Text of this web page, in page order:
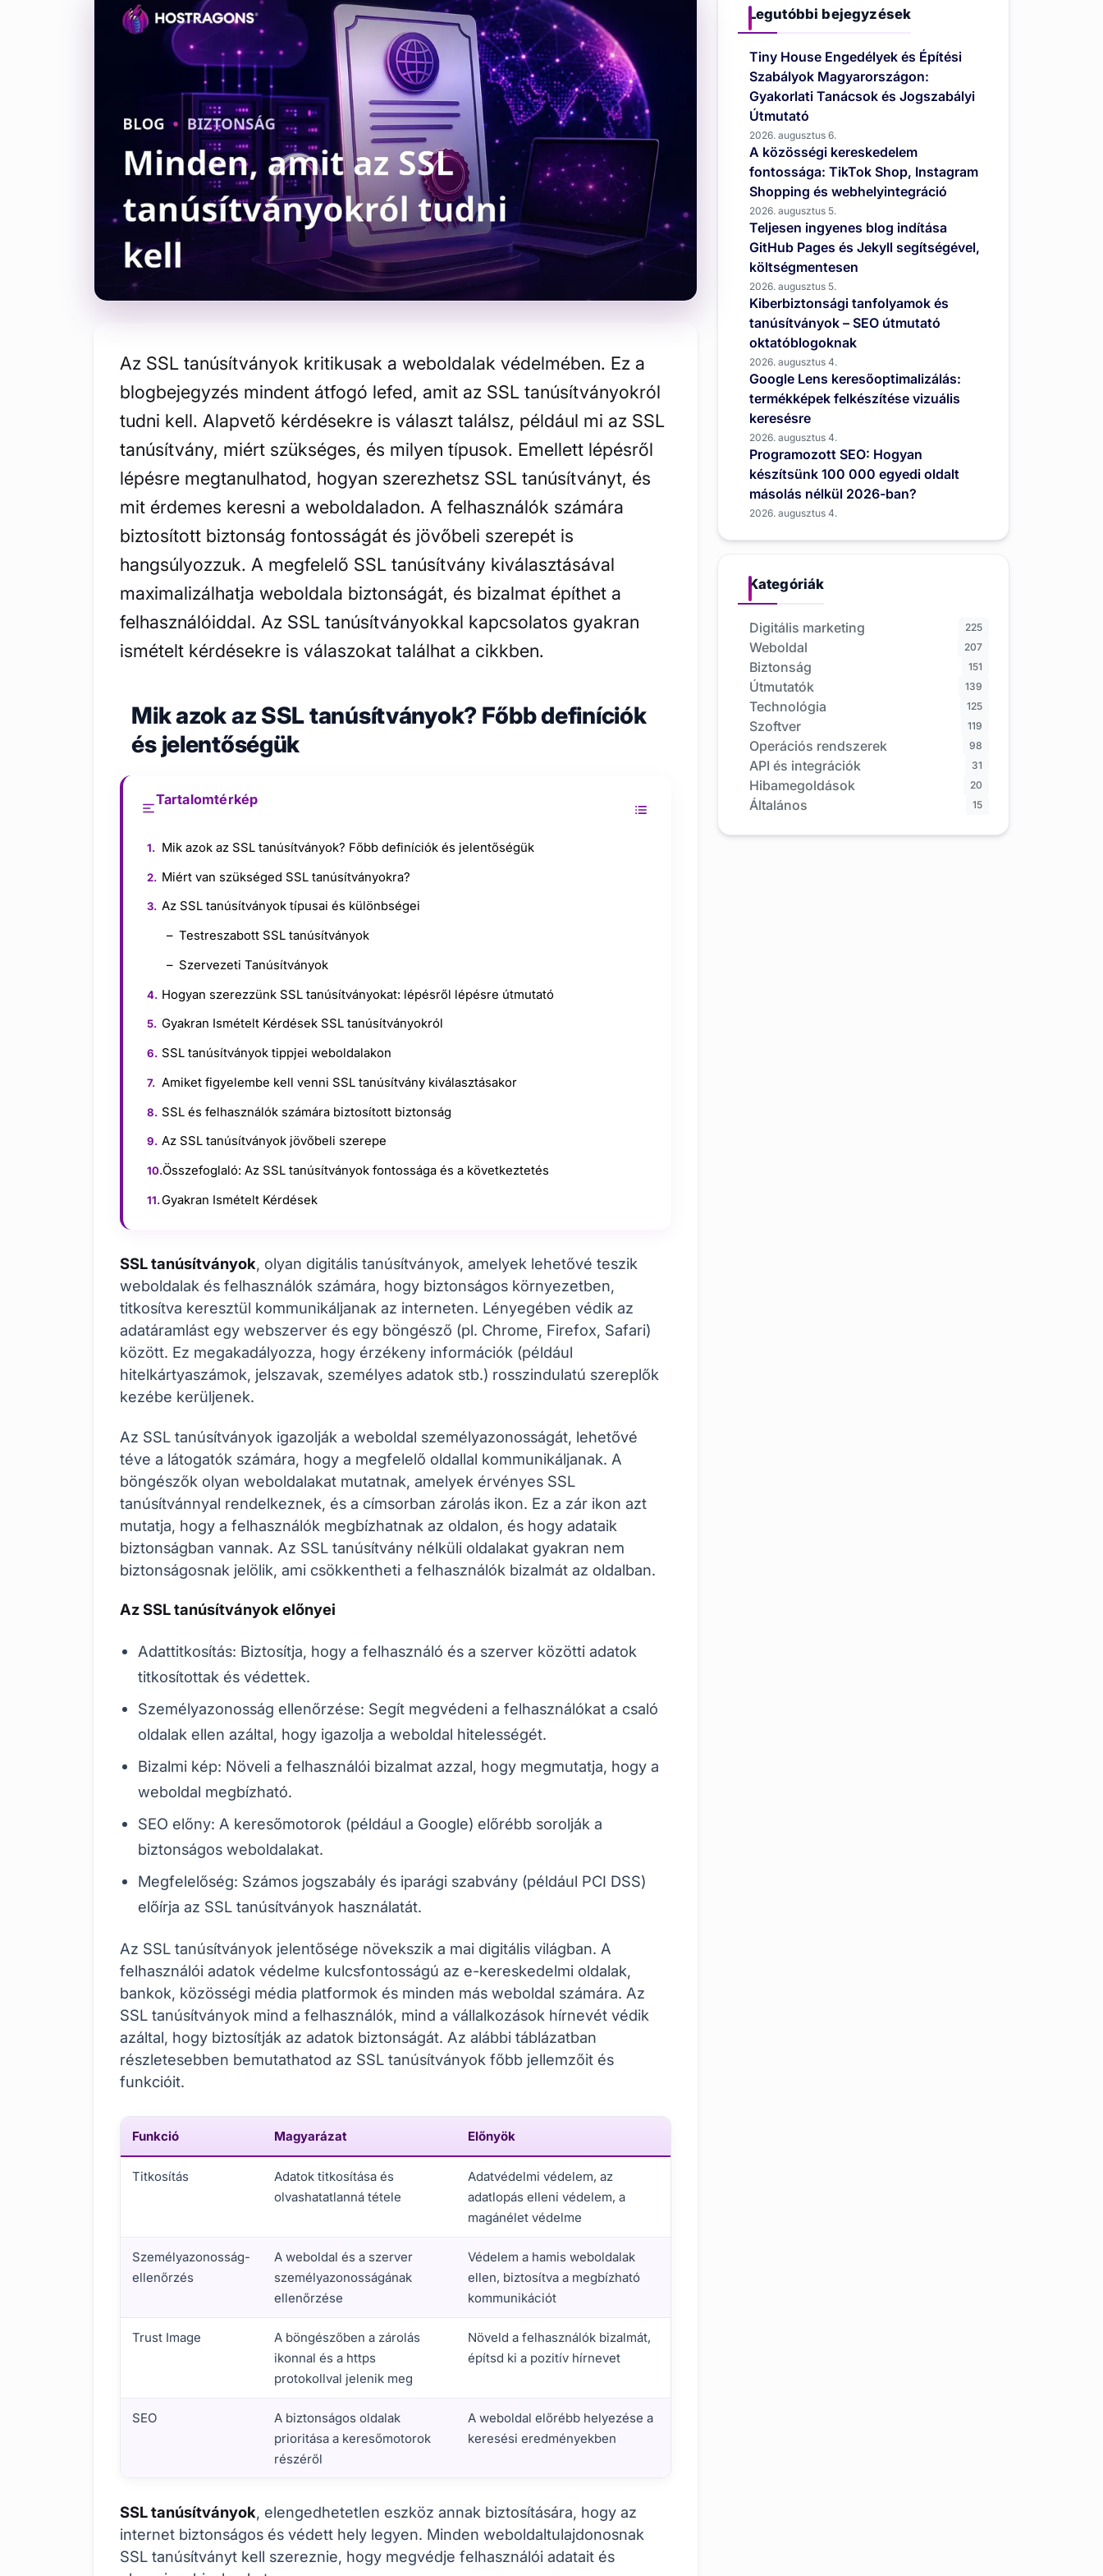
Az SSL tanúsítványok kritikusak a weboldalak védelmében. Ez a
blogbejegyzés mindent átfogó lefed, amit az SSL tanúsítványokról
tudni kell. Alapvető kérdésekre is választ találsz, például mi az SSL
tanúsítvány, miért szükséges, és milyen típusok. Emellett lépésről
lépésre megtanulhatod, hogyan szerezhetsz SSL tanúsítványt, és
mit érdemes keresni a weboldaladon. A felhasználók számára
biztosított biztonság fontosságát és jövőbeli szerepét is
hangsúlyozzuk. A megfelelő SSL tanúsítvány kiválasztásával
maximalizálhatja weboldala biztonságát, és bizalmat építhet a
felhasználóiddal. Az SSL tanúsítványokkal kapcsolatos gyakran
ismételt kérdésekre is válaszokat találhat a cikkben.
Mik azok az SSL tanúsítványok? Főbb definíciók
és jelentőségük
Tartalomtérkép
Mik azok az SSL tanúsítványok? Főbb definíciók és jelentőségük
Miért van szükséged SSL tanúsítványokra?
Az SSL tanúsítványok típusai és különbségei
Testreszabott SSL tanúsítványok
Szervezeti Tanúsítványok
Hogyan szerezzünk SSL tanúsítványokat: lépésről lépésre útmutató
Gyakran Ismételt Kérdések SSL tanúsítványokról
SSL tanúsítványok tippjei weboldalakon
Amiket figyelembe kell venni SSL tanúsítvány kiválasztásakor
SSL és felhasználók számára biztosított biztonság
Az SSL tanúsítványok jövőbeli szerepe
Összefoglaló: Az SSL tanúsítványok fontossága és a következtetés
Gyakran Ismételt Kérdések
SSL tanúsítványok, olyan digitális tanúsítványok, amelyek lehetővé teszik
weboldalak és felhasználók számára, hogy biztonságos környezetben,
titkosítva keresztül kommunikáljanak az interneten. Lényegében védik az
adatáramlást egy webszerver és egy böngésző (pl. Chrome, Firefox, Safari)
között. Ez megakadályozza, hogy érzékeny információk (például
hitelkártyaszámok, jelszavak, személyes adatok stb.) rosszindulatú szereplők
kezébe kerüljenek.
Az SSL tanúsítványok igazolják a weboldal személyazonosságát, lehetővé
téve a látogatók számára, hogy a megfelelő oldallal kommunikáljanak. A
böngészők olyan weboldalakat mutatnak, amelyek érvényes SSL
tanúsítvánnyal rendelkeznek, és a címsorban zárolás ikon. Ez a zár ikon azt
mutatja, hogy a felhasználók megbízhatnak az oldalon, és hogy adataik
biztonságban vannak. Az SSL tanúsítvány nélküli oldalakat gyakran nem
biztonságosnak jelölik, ami csökkentheti a felhasználók bizalmát az oldalban.
Az SSL tanúsítványok előnyei
Adattitkosítás: Biztosítja, hogy a felhasználó és a szerver közötti adatok
titkosítottak és védettek.
Személyazonosság ellenőrzése: Segít megvédeni a felhasználókat a csaló
oldalak ellen azáltal, hogy igazolja a weboldal hitelességét.
Bizalmi kép: Növeli a felhasználói bizalmat azzal, hogy megmutatja, hogy a
weboldal megbízható.
SEO előny: A keresőmotorok (például a Google) előrébb sorolják a
biztonságos weboldalakat.
Megfelelőség: Számos jogszabály és iparági szabvány (például PCI DSS)
előírja az SSL tanúsítványok használatát.
Az SSL tanúsítványok jelentősége növekszik a mai digitális világban. A
felhasználói adatok védelme kulcsfontosságú az e-kereskedelmi oldalak,
bankok, közösségi média platformok és minden más weboldal számára. Az
SSL tanúsítványok mind a felhasználók, mind a vállalkozások hírnevét védik
azáltal, hogy biztosítják az adatok biztonságát. Az alábbi táblázatban
részletesebben bemutathatod az SSL tanúsítványok főbb jellemzőit és
funkcióit.
Funkció Magyarázat Előnyök
Titkosítás
Adatok titkosítása és
olvashatatlanná tétele
Adatvédelmi védelem, az
adatlopás elleni védelem, a
magánélet védelme
Személyazonosság-
ellenőrzés
A weboldal és a szerver
személyazonosságának
ellenőrzése
Védelem a hamis weboldalak
ellen, biztosítva a megbízható
kommunikációt
Trust Image
A böngészőben a zárolás
ikonnal és a https
protokollval jelenik meg
Növeld a felhasználók bizalmát,
építsd ki a pozitív hírnevet
SEO
A biztonságos oldalak
prioritása a keresőmotorok
részéről
A weboldal előrébb helyezése a
keresési eredményekben
SSL tanúsítványok, elengedhetetlen eszköz annak biztosítására, hogy az
internet biztonságos és védett hely legyen. Minden weboldaltulajdonosnak
SSL tanúsítványt kell szereznie, hogy megvédje felhasználói adatait és
Legutóbbi bejegyzések
Tiny House Engedélyek és Építési
Szabályok Magyarországon:
Gyakorlati Tanácsok és Jogszabályi
Útmutató
2026. augusztus 6.
A közösségi kereskedelem
fontossága: TikTok Shop, Instagram
Shopping és webhelyintegráció
2026. augusztus 5.
Teljesen ingyenes blog indítása
GitHub Pages és Jekyll segítségével,
költségmentesen
2026. augusztus 5.
Kiberbiztonsági tanfolyamok és
tanúsítványok – SEO útmutató
oktatóblogoknak
2026. augusztus 4.
Google Lens keresőoptimalizálás:
termékképek felkészítése vizuális
keresésre
2026. augusztus 4.
Programozott SEO: Hogyan
készítsünk 100 000 egyedi oldalt
másolás nélkül 2026-ban?
2026. augusztus 4.
Kategóriák
Digitális marketing 225
Weboldal 207
Biztonság 151
Útmutatók 139
Technológia 125
Szoftver 119
Operációs rendszerek 98
API és integrációk 31
Hibamegoldások 20
Általános 15